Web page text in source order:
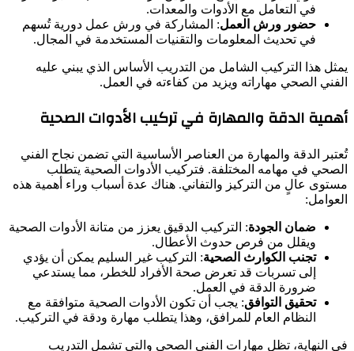
في التعامل مع الأدوات والمعدات.
حضور ورش العمل: المشاركة في ورش عمل دورية تُسهم
في تحديث المعلومات والتقنيات المستخدمة في المجال.
يمثل هذا التركيب الشامل من التدريب الأساس الذي يبني عليه
الفني الصحي مهاراته ويزيد من كفاءته في العمل.
أهمية الدقة والمهارة في تركيب الأدوات الصحية
تُعتبر الدقة والمهارة من العناصر الأساسية التي تضمن نجاح الفني
الصحي في مهامه المختلفة. فتركيب الأدوات الصحية يتطلب
مستوى عالٍ من التركيز والتفاني. هناك عدة أسباب وراء أهمية هذه
العوامل:
ضمان الجودة: التركيب الدقيق يعزز من متانة الأدوات الصحية
ويقلل من فرص حدوث الأعطال.
تجنب الكوارث الصحية: التركيب غير السليم يمكن أن يؤدي
إلى تسربات قد تعرض صحة الأفراد للخطر، مما يستدعي
ضرورة الدقة في العمل.
تحقيق التوافق: يجب أن تكون الأدوات الصحية متوافقة مع
النظام العام للمرافق، وهذا يتطلب مهارة ودقة في التركيب.
في النهاية، تظل مهارات الفني الصحي والتي تشمل التدريب